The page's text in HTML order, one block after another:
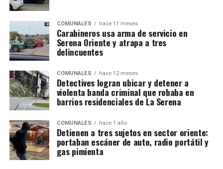
COMUNALES hace 11 meses
Carabineros usa arma de servicio en
Serena Oriente y atrapa a tres
delincuentes
COMUNALES hace 12 meses
Detectives logran ubicar y detener a
violenta banda criminal que robaba en
barrios residenciales de La Serena
COMUNALES hace 1 año
Detienen a tres sujetos en sector oriente:
portaban escáner de auto, radio portátil y
gas pimienta